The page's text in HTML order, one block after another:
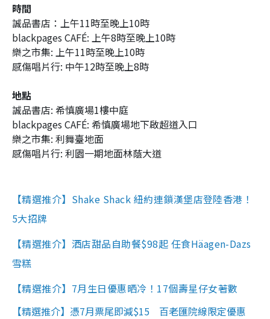
時間
誠品書店：上午11時至晚上10時
blackpages CAFÉ: 上午8時至晚上10時
樂之市集: 上午11時至晚上10時
感傷唱片行: 中午12時至晚上8時
地點
誠品書店: 希慎廣場1樓中庭
blackpages CAFÉ: 希慎廣場地下啟超道入口
樂之市集: 利舞臺地面
感傷唱片行: 利園一期地面林蔭大道
【精選推介】Shake Shack 紐約連鎖漢堡店登陸香港！
5大招牌
【精選推介】酒店甜品自助餐$98起 任食Häagen-Dazs
雪糕
【精選推介】7月生日優惠晒冷！17個壽星仔女著數
【精選推介】憑7月票尾即減$15 百老匯院線限定優惠